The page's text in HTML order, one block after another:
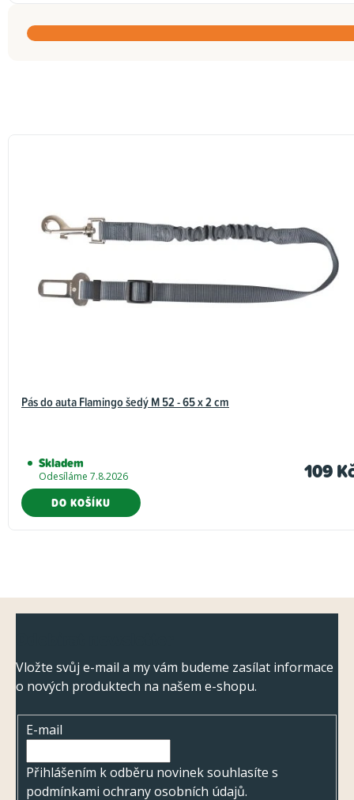
Pás do auta Flamingo šedý M 52 - 65 x 2 cm
Skladem
Odesíláme 7.8.2026 109
DO KOŠÍKU
Vložte svůj e-mail a my vám budeme zasílat informace
o nových produktech na našem e-shopu.
E-mail
Přihlášením k odběru novinek souhlasíte s
podmínkami ochrany osobních údajů.